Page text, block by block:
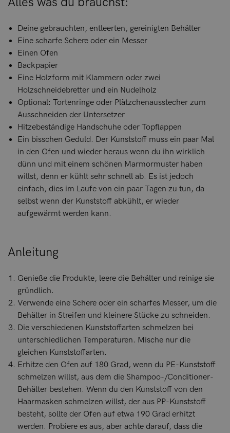
Deine gebrauchten, entleerten, gereinigten Behälter
Eine scharfe Schere oder ein Messer
Einen Ofen
Backpapier
Eine Holzform mit Klammern oder zwei
Holzschneidebretter und ein Nudelholz
Optional: Tortenringe oder Plätzchenausstecher zum
Ausschneiden der Untersetzer
Hitzebeständige Handschuhe oder Topflappen
Ein bisschen Geduld. Der Kunststoff muss ein paar Mal
in den Ofen und wieder heraus wenn du ihn wirklich
dünn und mit einem schönen Marmormuster haben
willst, denn er kühlt sehr schnell ab. Es ist jedoch
einfach, dies im Laufe von ein paar Tagen zu tun, da
selbst wenn der Kunststoff abkühlt, er wieder
aufgewärmt werden kann.
Anleitung
Genieße die Produkte, leere die Behälter und reinige sie
gründlich.
Verwende eine Schere oder ein scharfes Messer, um die
Behälter in Streifen und kleinere Stücke zu schneiden.
Die verschiedenen Kunststoffarten schmelzen bei
unterschiedlichen Temperaturen. Mische nur die
gleichen Kunststoffarten.
Erhitze den Ofen auf 180 Grad, wenn du PE-Kunststoff
schmelzen willst, aus dem die Shampoo-/Conditioner-
Behälter bestehen. Wenn du den Kunststoff von den
Haarmasken schmelzen willst, der aus PP-Kunststoff
besteht, sollte der Ofen auf etwa 190 Grad erhitzt
werden. Probiere es aus, aber achte darauf, dass die